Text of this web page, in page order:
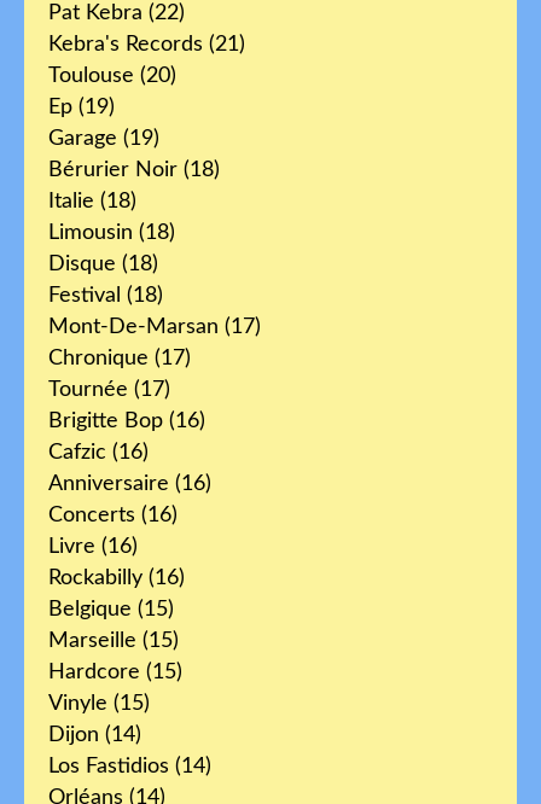
Pat Kebra (22)
Kebra's Records (21)
Toulouse (20)
Ep (19)
Garage (19)
Bérurier Noir (18)
Italie (18)
Limousin (18)
Disque (18)
Festival (18)
Mont-De-Marsan (17)
Chronique (17)
Tournée (17)
Brigitte Bop (16)
Cafzic (16)
Anniversaire (16)
Concerts (16)
Livre (16)
Rockabilly (16)
Belgique (15)
Marseille (15)
Hardcore (15)
Vinyle (15)
Dijon (14)
Los Fastidios (14)
Orléans (14)